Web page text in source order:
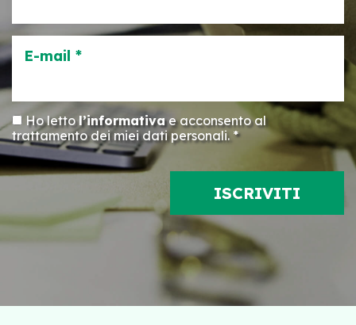
E-mail *
Ho lettol’informativae acconsento al
trattamento dei miei dati personali. *